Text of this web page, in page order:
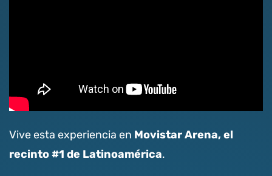
Vive esta experiencia en Movistar Arena, el
recinto #1 de Latinoamérica.